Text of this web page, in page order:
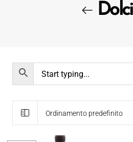
Dolci
Ordinamento predefinito